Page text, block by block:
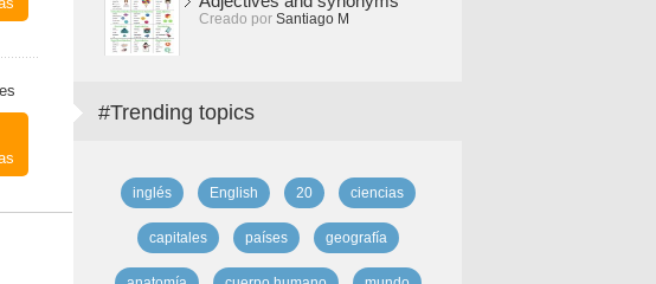
Creado por Santiago M
#Trending topics
inglés English 20 ciencias
capitales países geografía